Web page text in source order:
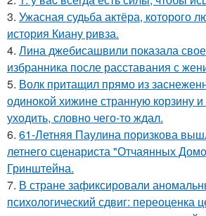
3. Ужасная судьба актёра, которого
история Киану ривза.
4. Лина джебисашвили показала
избранника после расставания с
5. Волк притащил прямо из
одинокой хижине странную корзину и
уходить, словно чего-то ждал.
6. 61-Летняя Паулина поризкова
летнего сценариста "Отчаянных
Гринштейна.
7. В стране зафиксировали
психологический сдвиг: переоценка